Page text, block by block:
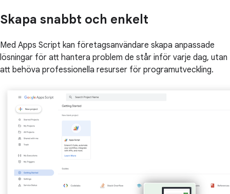
Skapa snabbt och enkelt
Med Apps Script kan företagsanvändare skapa anpassade
lösningar för att hantera problem de står inför varje dag, utan
att behöva professionella resurser för programutveckling.